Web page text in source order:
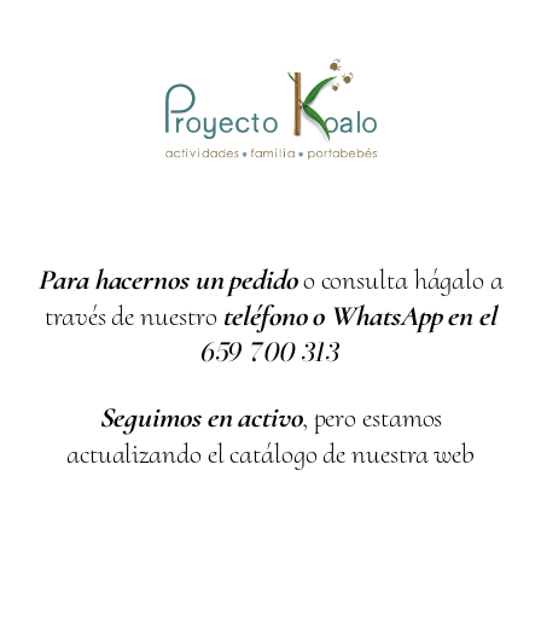
Para hacernos un pedidoo consulta hágalo a
través de nuestro teléfono o WhatsApp en el
659 700313
Seguimos en activo, pero estamos
actualizando el catálogo de nuestra web